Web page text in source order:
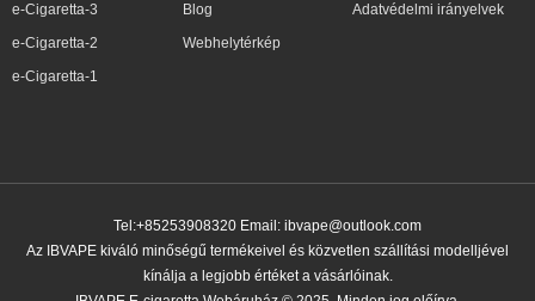
e-Cigaretta-3
e-Cigaretta-2
e-Cigaretta-1
Blog
Webhelytérkép
Adatvédelmi irányelvek
Tel:+85253908320 Email: ibvape@outlook.com
Az IBVAPE kiváló minőségű termékeivel és közvetlen szállítási modelljével
kínálja a legjobb értéket a vásárlóinak.